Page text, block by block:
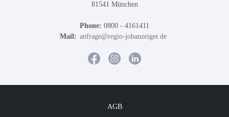
81541 München
Phone: 0800 - 4161411
Mail: anfrage@regio-jobanzeiger.de
AGB